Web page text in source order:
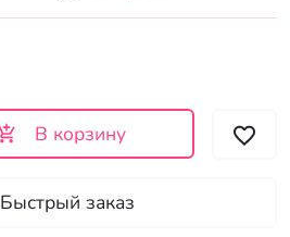
В корзину
Быстрый заказ